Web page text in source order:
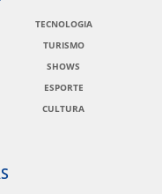
TECNOLOGIA
TURISMO
SHOWS
ESPORTE
CULTURA